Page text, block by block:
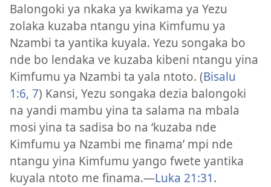
Balongoki ya nkaka ya kwikama ya Yezu
zolaka kuzaba ntangu yina Kimfumu ya
Nzambi ta yantika kuyala. Yezu songaka bo
nde bo lendaka ve kuzaba kibeni ntangu yina
Kimfumu ya Nzambi ta yala ntoto. (Bisalu
1:6, 7) Kansi, Yezu songaka dezia balongoki
na yandi mambu yina ta salama na mbala
mosi yina ta sadisa bo na ‘kuzaba nde
Kimfumu ya Nzambi me finama’ mpi nde
ntangu yina Kimfumu yango fwete yantika
kuyala ntoto me finama.—Luka 21:31.